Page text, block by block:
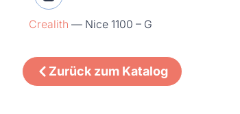
Crealith — Nice 1100 – G
Zurück zum Katalog